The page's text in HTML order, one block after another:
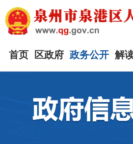
首页 区政府 政务公开 解